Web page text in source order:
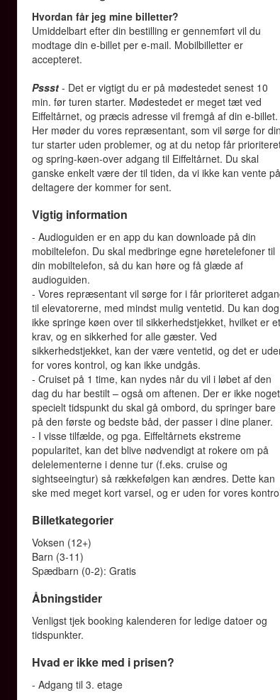
Hvordan får jeg mine billetter?
Umiddelbart efter din bestilling er gennemført vil du
modtage din e-billet per e-mail. Mobilbilletter er
accepteret.
Pssst - Det er vigtigt du er på mødestedet senest 10
min. før turen starter. Mødestedet er meget tæt ved
Eiffeltårnet, og præcis adresse vil fremgå af din e-billet.
Her møder du vores repræsentant, som vil sørge for
tur starter uden problemer, og at du netop får
og spring-køen-over adgang til Eiffeltårnet. Du skal
ganske enkelt være der til tiden, da vi ikke kan vente
deltagere der kommer for sent.
Vigtig information
- Audioguiden er en app du kan downloade på din
mobiltelefon. Du skal medbringe egne høretelefoner til
din mobiltelefon, så du kan høre og få glæde af
audioguiden.
- Vores repræsentant vil sørge for i får prioriteret
til elevatorerne, med mindst mulig ventetid. Du kan dog
ikke springe køen over til sikkerhedstjekket, hvilket er
krav, og en sikkerhed for alle gæster. Ved
sikkerhedstjekket, kan der være ventetid, og det er
for vores kontrol, og kan ikke undgås.
- Cruiset på 1 time, kan nydes når du vil i løbet af den
dag du har bestilt – også om aftenen. Der er ikke noget
specielt tidspunkt du skal gå ombord, du springer bare
på den første og bedste båd, der passer i dine planer.
- I visse tilfælde, og pga. Eiffeltårnets ekstreme
popularitet, kan det blive nødvendigt at rokere om på
delelementerne i denne tur (f.eks. cruise og
sightseeingtur) så rækkefølgen kan ændres. Dette kan
ske med meget kort varsel, og er uden for vores
Billetkategorier
Voksen (12+)
Barn (3-11)
Spædbarn (0-2): Gratis
Åbningstider
Venligst tjek booking kalenderen for ledige datoer og
tidspunkter.
Hvad er ikke med i prisen?
- Adgang til 3. etage